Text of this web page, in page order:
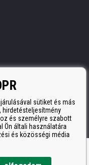
rendelkezik
sütiket és más
és személyre szabott
Ön általi használatára
és közösségi média